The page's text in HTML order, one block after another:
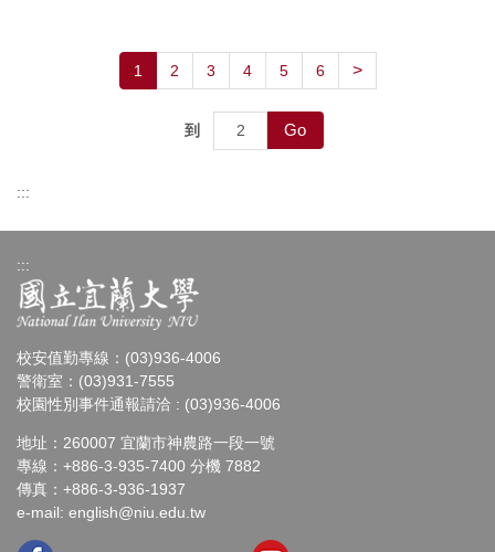
1 2 3 4 5 6 >
到 Go
:::
:::
校安值勤專線：(03)936-4006
警衛室：(03)931-7555
校園性別事件通報請洽 : (03)936-4006
地址：260007 宜蘭市神農路一段一號
專線：+886-3-935-7400 分機 7882
傳真：+886-3-936-1937
e-mail: english@niu.edu.tw